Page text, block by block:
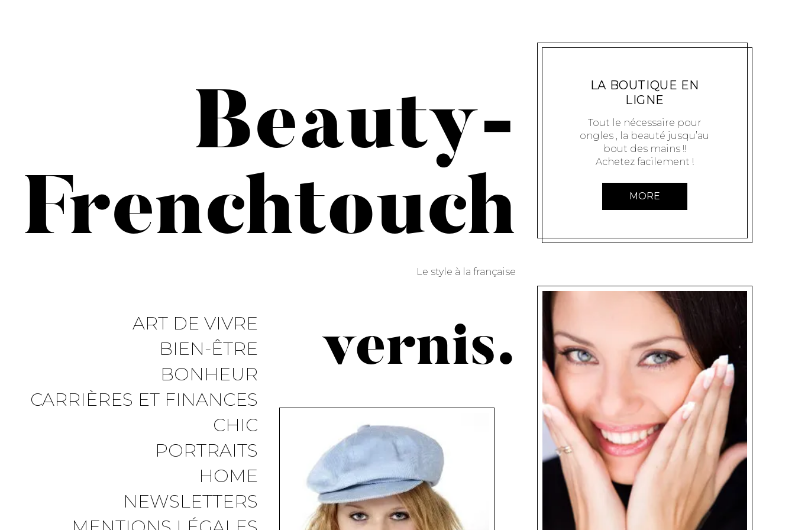
Beauty-
Frenchtouch
Le style à la française
ART DE VIVRE
BIEN-ÊTRE
BONHEUR
CARRIÈRES ET FINANCES
CHIC
PORTRAITS
HOME
NEWSLETTERS
vernis.
LA BOUTIQUE EN
LIGNE
Tout le nécessaire pour
ongles , la beauté jusqu’au
bout des mains !!
Achetez facilement !
MORE